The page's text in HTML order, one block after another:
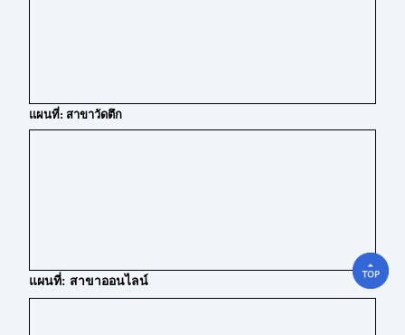
แผนที่: สาขาวัดตึก
แผนที่: สาขาออนไลน์